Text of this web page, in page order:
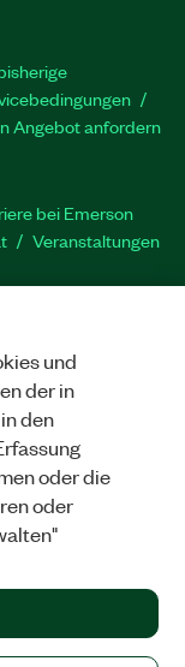
Angebot anfordern
bei Emerson
Veranstaltungen
Feedback
YouTube
Twitter
und
der in
den
oder die
oder